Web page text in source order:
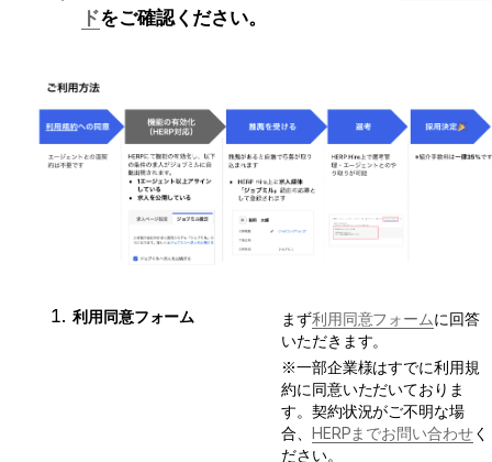
ドをご確認ください。
利用同意フォーム まず利用同意フォームに回答
いただきます。
※一部企業様はすでに利用規
約に同意いただいておりま
す。契約状況がご不明な場
合、 HERPまでお問い合わせく
ださい。